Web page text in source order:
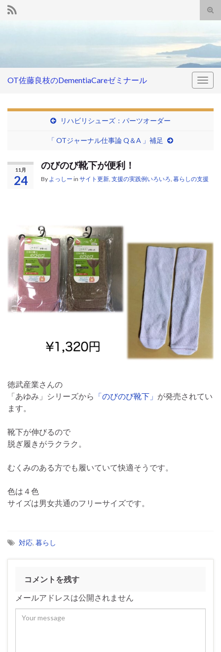
OT佐藤良枝のDementiaCareゼミナール
リハビリシューズ：パーツオーダー
「 OTジャーナル仕事論 Q＆A 」補足
11月
24
のびのび靴下が便利！
By よっしー in サイト更新 支援の実践例いろいろ 暮らしの支援
徳武産業さんの
「あゆみ」シリーズから 「のびのび靴下」 が発売されてい
ます。
靴下が伸びるので
脱ぎ履きがラクラク。
むくみのある方でも履いていて快適そうです。
色は４色
サイズは男女共通のフリーサイズです。
対応, 暮らし
コメントを残す
メールアドレスは公開されません